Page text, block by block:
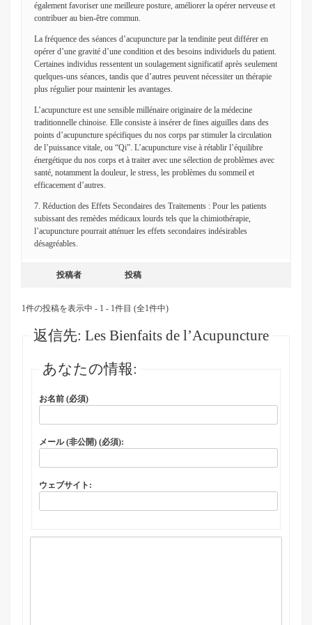
également favoriser une meilleure posture, améliorer la opérer nerveuse et
contribuer au bien-être commun.
La fréquence des séances d’acupuncture par la tendinite peut différer en
opérer d’une gravité d’une condition et des besoins individuels du patient.
Certaines individus ressentent un soulagement significatif après seulement
quelques-uns séances, tandis que d’autres peuvent nécessiter un thérapie
plus régulier pour maintenir les avantages.
L’acupuncture est une sensible millénaire originaire de la médecine
traditionnelle chinoise. Elle consiste à insérer de fines aiguilles dans des
points d’acupuncture spécifiques du nos corps par stimuler la circulation
de l’puissance vitale, ou “Qi”. L’acupuncture vise à rétablir l’équilibre
énergétique du nos corps et à traiter avec une sélection de problèmes avec
santé, notamment la douleur, le stress, les problèmes du sommeil et
efficacement d’autres.
7. Réduction des Effets Secondaires des Traitements : Pour les patients
subissant des remèdes médicaux lourds tels que la chimiothérapie,
l’acupuncture pourrait atténuer les effets secondaires indésirables
désagréables.
投稿者 投稿
1件の投稿を表示中 - 1 - 1件目 (全1件中)
返信先: Les Bienfaits de l’Acupuncture
あなたの情報:
お名前 (必須)
メール (非公開) (必須):
ウェブサイト: